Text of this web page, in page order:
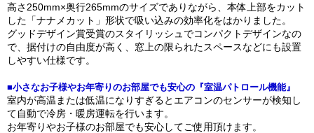
高さ250mm×奥行265mmのサイズでありながら、本体上部をカット
した「ナナメカット」形状で吸い込みの効率化をはかりました。
グッドデザイン賞受賞のスタイリッシュでコンパクトデザインなの
で、据付けの自由度が高く、窓上の限られたスペースなどにも設置
しやすい仕様です。
■小さなお子様やお年寄りのお部屋でも安心の『室温パトロール機能』
室内が高温または低温になりすぎるとエアコンのセンサーが検知し
て自動で冷房・暖房運転を行います。
お年寄りやお子様のお部屋でも安心してご使用頂けます。